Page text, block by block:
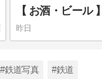
昨日
#鉄道写真 #鉄道